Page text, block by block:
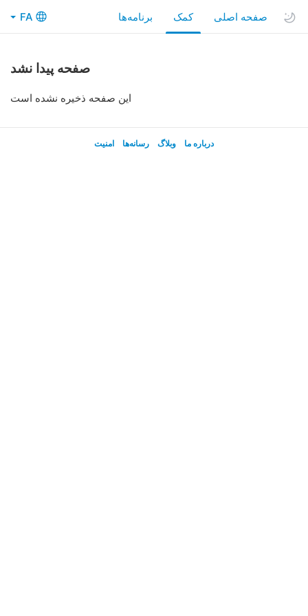
FA صفحه اصلی کمک
صفحه پیدا نشد
این صفحه ذخیره نشده است
در‌باره ما وبلاگ رسانه‌ها امنیت